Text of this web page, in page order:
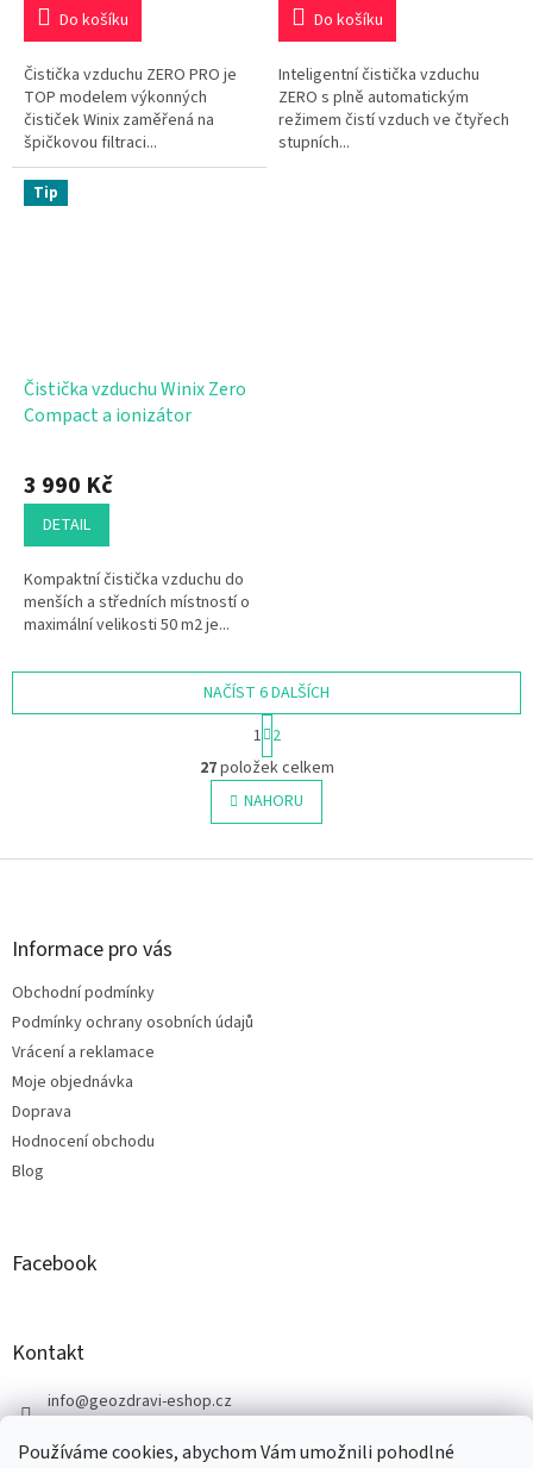
Používáme cookies, abychom Vám umožnili pohodlné
Do košíku
Čistička vzduchu ZERO PRO je
TOP modelem výkonných
čističek Winix zaměřená na
špičkovou filtraci...
Do košíku
Inteligentní čistička vzduchu
ZERO s plně automatickým
režimem čistí vzduch ve čtyřech
stupních...
Tip
Čistička vzduchu Winix Zero
Compact a ionizátor
3 990 Kč
DETAIL
Kompaktní čistička vzduchu do
menších a středních místností o
maximální velikosti 50 m2 je...
O
v
l
á
NAČÍST 6 DALŠÍCH
S
t
r
á
n
k
v
1 2
27položek celkem
NAHORU
Z
Informace pro vás
Obchodní podmínky
Podmínky ochrany osobních údajů
Vrácení a reklamace
Moje objednávka
Doprava
Hodnocení obchodu
Blog
Facebook
Kontakt
info@geozdravi-eshop.cz